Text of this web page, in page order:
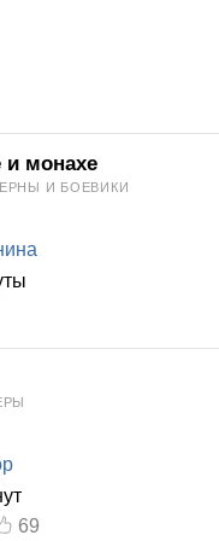
и монахе
И БОЕВИКИ
69